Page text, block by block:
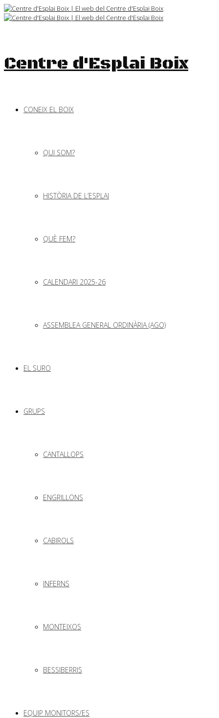
Skip
to
Centre d'Esplai Boix
CONEIX EL BOIX
QUI SOM?
HISTÒRIA DE L’ESPLAI
QUÈ FEM?
CALENDARI 2025-26
ASSEMBLEA GENERAL ORDINÀRIA (AGO)
EL SURO
GRUPS
CANTALLOPS
ENGRILLONS
CABIROLS
INFERNS
MONTEIXOS
BESSIBERRIS
EQUIP MONITORS/ES